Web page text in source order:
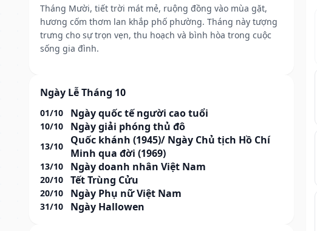
Tháng Mười, tiết trời mát mẻ, ruộng đồng vào mùa gặt,
hương cốm thơm lan khắp phố phường. Tháng này tượng
trưng cho sự trọn vẹn, thu hoạch và bình hòa trong cuộc
sống gia đình.
Ngày Lễ Tháng 10
01/10 Ngày quốc tế người cao tuổi
10/10 Ngày giải phóng thủ đô
13/10
Quốc khánh (1945)/ Ngày Chủ tịch Hồ Chí
Minh qua đời (1969)
13/10 Ngày doanh nhân Việt Nam
20/10 Tết Trùng Cửu
20/10 Ngày Phụ nữ Việt Nam
31/10 Ngày Hallowen